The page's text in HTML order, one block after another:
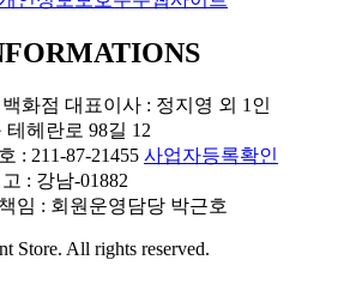
화점 대표이사 : 정지영 외 1인
헤란로 98길 12
: 211-87-21455 사업자등록확인
: 강남-01882
임 : 회원운영담당 박근호
Store. All rights reserved.